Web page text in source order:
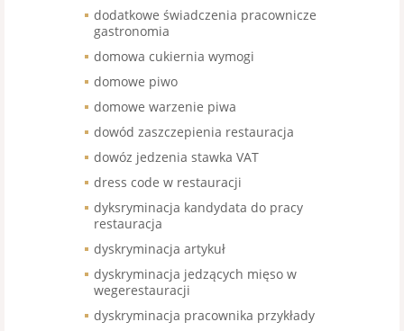
dodatkowe świadczenia pracownicze
gastronomia
domowa cukiernia wymogi
domowe piwo
domowe warzenie piwa
dowód zaszczepienia restauracja
dowóz jedzenia stawka VAT
dress code w restauracji
dyksryminacja kandydata do pracy
restauracja
dyskryminacja artykuł
dyskryminacja jedzących mięso w
wegerestauracji
dyskryminacja pracownika przykłady